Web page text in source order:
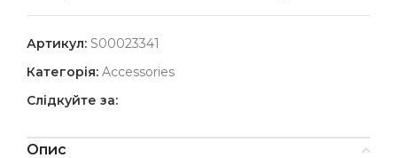
Артикул: S00023341
Категорія: Accessories
Слідкуйте за:
Опис